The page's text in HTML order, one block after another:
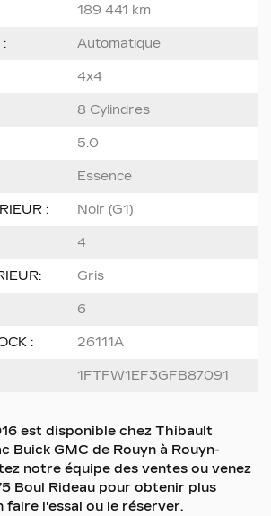
189 441 km
: Automatique
4x4
8 Cylindres
5.0
Essence
: Noir (G1)
4
Gris
6
: 26111A
1FTFW1EF3GFB87091
est disponible chez Thibault
Buick GMC de Rouyn à Rouyn-
notre équipe des ventes ou venez
Boul Rideau pour obtenir plus
faire l'essai ou le réserver.